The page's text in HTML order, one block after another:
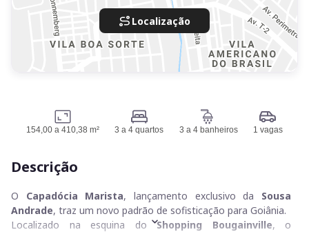
Localização
154,00 a 410,38 m² 3 a 4 quartos 3 a 4 banheiros 1 vagas
Descrição
O Capadócia Marista, lançamento exclusivo da Sousa
Andrade, traz um novo padrão de sofisticação para Goiânia.
Localizado na esquina doShopping Bougainville, o